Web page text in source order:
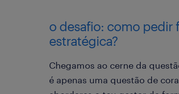
o desafio: como pedir
estratégica?
Chegamos ao cerne da
é apenas uma questão de